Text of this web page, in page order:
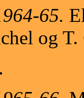
65.
og